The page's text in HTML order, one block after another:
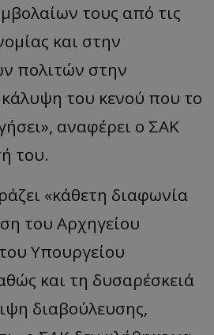
τους από τις
και στην
πολιτών στην
κάλυψη του κενού που το
αναφέρει ο ΣΑΚ
του.
«κάθετη διαφωνία
του Αρχηγείου
Υπουργείου
και τη δυσαρέσκειά
διαβούλευσης,